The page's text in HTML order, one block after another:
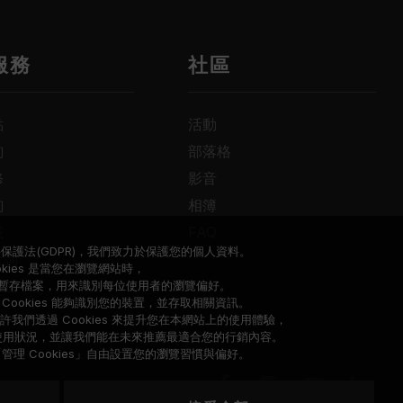
務
詢
區
社區
活動
部落格
影音
相簿
護法(GDPR)，我們致力於保護您的個人資料。
是當您在瀏覽網站時，
存檔案，用來識別每位使用者的瀏覽偏好。
能夠識別您的裝置，並存取相關資訊。
我們透過 Cookies 來提升您在本網站上的使用體驗，
狀況，並讓我們能在未來推薦最適合您的行銷內容。
理 Cookies」自由設置您的瀏覽習慣與偏好。